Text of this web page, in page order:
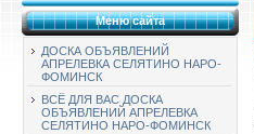
Меню сайта
ДОСКА ОБЪЯВЛЕНИЙ
АПРЕЛЕВКА СЕЛЯТИНО НАРО-
ФОМИНСК
ВСЁ ДЛЯ ВАС ДОСКА
ОБЪЯВЛЕНИЙ АПРЕЛЕВКА
СЕЛЯТИНО НАРО-ФОМИНСК